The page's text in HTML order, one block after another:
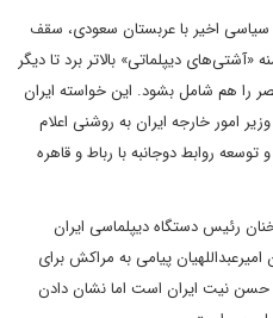
سیاسی اخیر با عربستان سعودی، سقف
دیپلماتی» بالاتر برد تا دیگر
هم شامل بشود. این خواسته ایران
امور خارجه ایران به روشنی اعلام
روابط دوجانبه با رباط و قاهره
رئیس دستگاه دیپلماسی ایران
پیامی به مراکش برای
حسن نیت ایران است اما نشان دادن